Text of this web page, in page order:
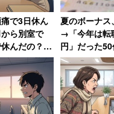
時点の待機児童数は
育休が年度途中に終了
れる。
け入れ体制は4月に
で3日休ん
ら別室で
休んだの？」
けて退職→そ
で「ザマー
夏のボーナス
→「今年は転
円」だった
までの働きは
んだ…」とい